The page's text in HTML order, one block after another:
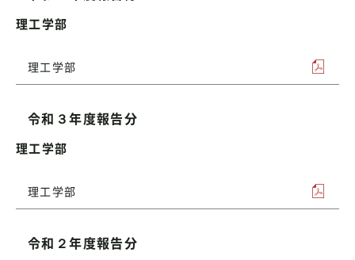
理工学部
理工学部
令和３年度報告分
理工学部
理工学部
令和２年度報告分